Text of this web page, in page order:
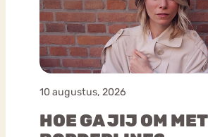
10 augustus, 2026
HOE GA JIJ OM MET